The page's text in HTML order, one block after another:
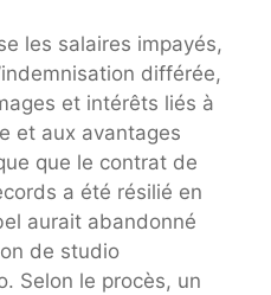
les salaires impayés,
différée,
et intérêts liés à
et aux avantages
que le contrat de
a été résilié en
aurait abandonné
de studio
Selon le procès, un